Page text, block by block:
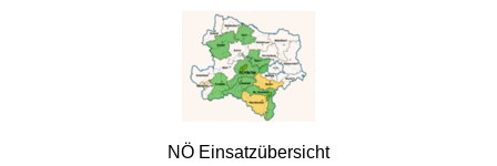
NÖ Einsatzübersicht